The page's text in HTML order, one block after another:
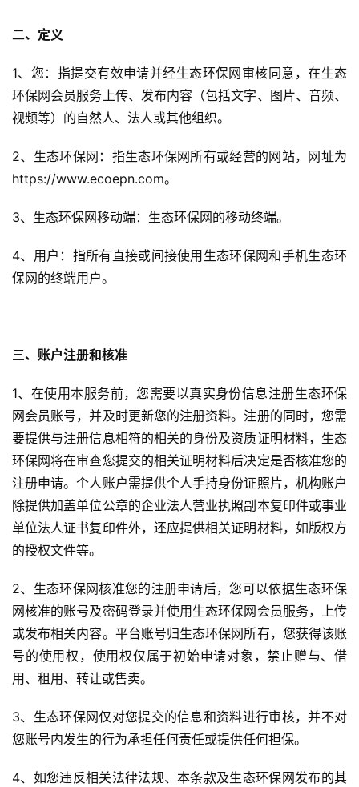
二、定义
1、您：指提交有效申请并经生态环保网审核同意，在生态
环保网会员服务上传、发布内容（包括文字、图片、音频、
视频等）的自然人、法人或其他组织。
2、生态环保网：指生态环保网所有或经营的网站，网址为
https://www.ecoepn.com。
3、生态环保网移动端：生态环保网的移动终端。
4、用户：指所有直接或间接使用生态环保网和手机生态环
保网的终端用户。
三、账户注册和核准
1、在使用本服务前，您需要以真实身份信息注册生态环保
网会员账号，并及时更新您的注册资料。注册的同时，您需
要提供与注册信息相符的相关的身份及资质证明材料，生态
环保网将在审查您提交的相关证明材料后决定是否核准您的
注册申请。个人账户需提供个人手持身份证照片，机构账户
除提供加盖单位公章的企业法人营业执照副本复印件或事业
单位法人证书复印件外，还应提供相关证明材料，如版权方
的授权文件等。
2、生态环保网核准您的注册申请后，您可以依据生态环保
网核准的账号及密码登录并使用生态环保网会员服务，上传
或发布相关内容。平台账号归生态环保网所有，您获得该账
号的使用权，使用权仅属于初始申请对象，禁止赠与、借
用、租用、转让或售卖。
3、生态环保网仅对您提交的信息和资料进行审核，并不对
您账号内发生的行为承担任何责任或提供任何担保。
4、如您违反相关法律法规、本条款及生态环保网发布的其